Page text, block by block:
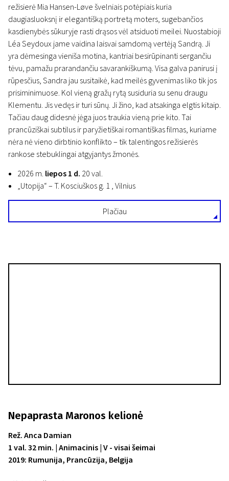
režisierė Mia Hansen-Løve švelniais potėpiais kuria
daugiasluoksnį ir elegantišką portretą moters, sugebančios
kasdienybės sūkuryje rasti drąsos vėl atsiduoti meilei. Nuostabioji
Léa Seydoux jame vaidina laisvai samdomą vertėją Sandrą. Ji
yra dėmesinga vieniša motina, kantriai besirūpinanti sergančiu
tėvu, pamažu prarandančiu savarankiškumą. Visa galva panirusi į
rūpesčius, Sandra jau susitaikė, kad meilės gyvenimas liko tik jos
prisiminimuose. Kol vieną gražų rytą susiduria su senu draugu
Klementu. Jis vedęs ir turi sūnų. Ji žino, kad atsakinga elgtis kitaip.
Tačiau daug didesnė jėga juos traukia vieną prie kito. Tai
prancūziškai subtilus ir paryžietiškai romantiškas filmas, kuriame
nėra nė vieno dirbtinio konflikto – tik talentingos režisierės
rankose stebuklingai atgyjantys žmonės.
2026 m. liepos 1 d. 20 val.
„Utopija“ – T. Kosciuškos g. 1 , Vilnius
Plačiau
Nepaprasta Maronos kelionė
Rež. Anca Damian
1 val. 32 min. | Animacinis | V - visai šeimai
2019: Rumunija, Prancūzija, Belgija